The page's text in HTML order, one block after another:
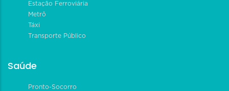
Estação Ferroviária
Metrô
Táxi
Transporte Público
Saúde
Pronto-Socorro